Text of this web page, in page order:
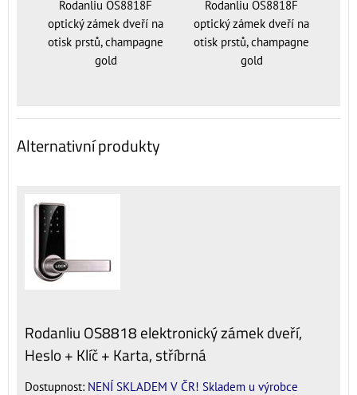
Rodanliu OS8818F
optický zámek dveří na
otisk prstů, champagne
gold
Rodanliu OS8818F
optický zámek dveří na
otisk prstů, champagne
gold
Alternativní produkty
Rodanliu OS8818 elektronický zámek dveří,
Heslo + Klíč + Karta, stříbrná
Dostupnost: NENÍ SKLADEM V ČR! Skladem u výrobce